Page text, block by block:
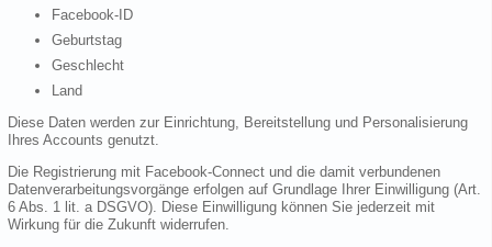
Facebook-ID
Geburtstag
Geschlecht
Land
Diese Daten werden zur Einrichtung, Bereitstellung und Personalisierung
Ihres Accounts genutzt.
Die Registrierung mit Facebook-Connect und die damit verbundenen
Datenverarbeitungsvorgänge erfolgen auf Grundlage Ihrer Einwilligung (Art.
6 Abs. 1 lit. a DSGVO). Diese Einwilligung können Sie jederzeit mit
Wirkung für die Zukunft widerrufen.